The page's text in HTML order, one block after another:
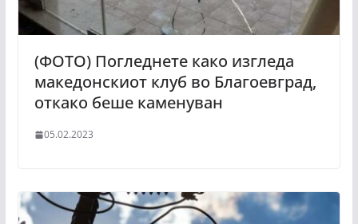
(ФОТО) Погледнете како изгледа
македонскиот клуб во Благоевград,
откако беше каменуван
05.02.2023